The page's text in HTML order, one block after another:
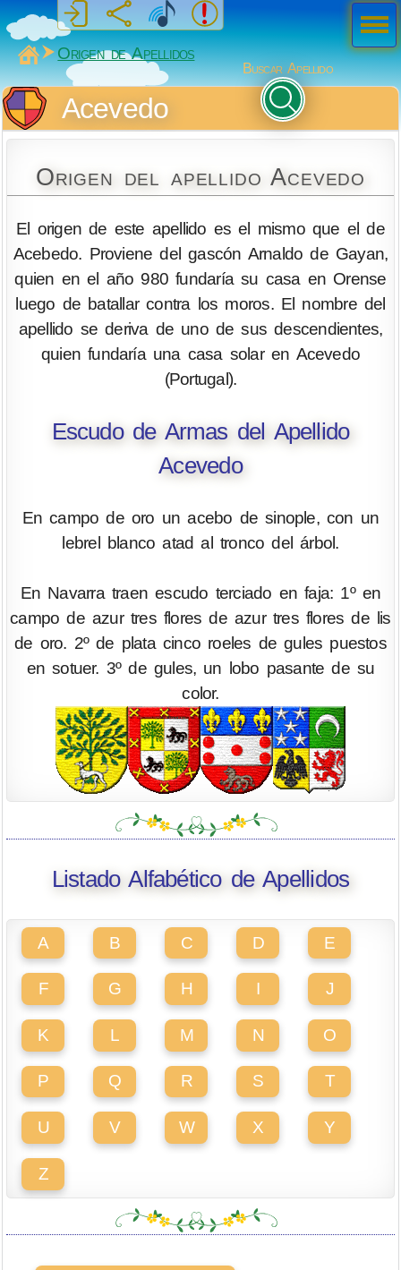
MiSabueso
Origen de Apellidos
Buscar Apellido
Acevedo
Origen del apellido Acevedo
El origen de este apellido es el mismo que el de
Acebedo. Proviene del gascón Arnaldo de Gayan,
quien en el año 980 fundaría su casa en Orense
luego de batallar contra los moros. El nombre del
apellido se deriva de uno de sus descendientes,
quien fundaría una casa solar en Acevedo
(Portugal).
Escudo de Armas del Apellido
Acevedo
En campo de oro un acebo de sinople, con un
lebrel blanco atad al tronco del árbol.
En Navarra traen escudo terciado en faja: 1º en
campo de azur tres flores de azur tres flores de lis
de oro. 2º de plata cinco roeles de gules puestos
en sotuer. 3º de gules, un lobo pasante de su
color.
Listado Alfabético de Apellidos
A B C D E
F G H I J
K L M N O
P Q R S T
U V W X Y
Z
Men
ú